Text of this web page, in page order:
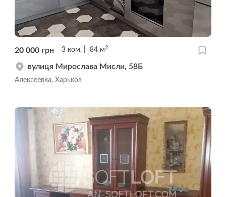
20 000 грн 3 ком. 84 м 2
вулиця Мирослава Мисли, 58Б
Алексеевка, Харьков